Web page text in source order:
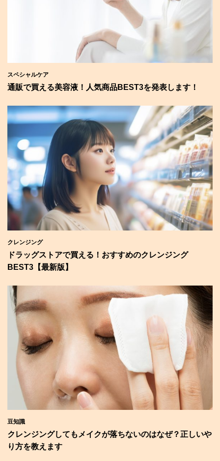
スペシャルケア
通販で買える美容液！人気商品BEST3を発表します！
クレンジング
ドラッグストアで買える！おすすめのクレンジング
BEST3【最新版】
豆知識
クレンジングしてもメイクが落ちないのはなぜ？正しいや
り方を教えます